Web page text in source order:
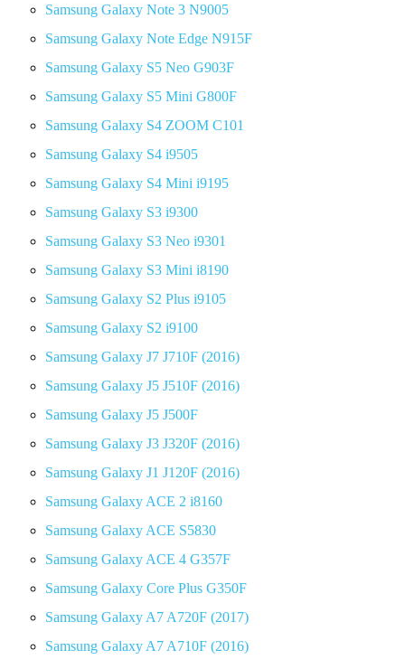
Samsung Galaxy Note 3 N9005
Samsung Galaxy Note Edge N915F
Samsung Galaxy S5 Neo G903F
Samsung Galaxy S5 Mini G800F
Samsung Galaxy S4 ZOOM C101
Samsung Galaxy S4 i9505
Samsung Galaxy S4 Mini i9195
Samsung Galaxy S3 i9300
Samsung Galaxy S3 Neo i9301
Samsung Galaxy S3 Mini i8190
Samsung Galaxy S2 Plus i9105
Samsung Galaxy S2 i9100
Samsung Galaxy J7 J710F (2016)
Samsung Galaxy J5 J510F (2016)
Samsung Galaxy J5 J500F
Samsung Galaxy J3 J320F (2016)
Samsung Galaxy J1 J120F (2016)
Samsung Galaxy ACE 2 i8160
Samsung Galaxy ACE S5830
Samsung Galaxy ACE 4 G357F
Samsung Galaxy Core Plus G350F
Samsung Galaxy A7 A720F (2017)
Samsung Galaxy A7 A710F (2016)